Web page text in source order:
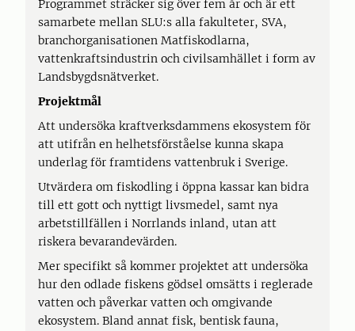
Programmet sträcker sig över fem år och är ett
samarbete mellan SLU:s alla fakulteter, SVA,
branchorganisationen Matfiskodlarna,
vattenkraftsindustrin och civilsamhället i form av
Landsbygdsnätverket.
Projektmål
Att undersöka kraftverksdammens ekosystem för
att utifrån en helhetsförståelse kunna skapa
underlag för framtidens vattenbruk i Sverige.
Utvärdera om fiskodling i öppna kassar kan bidra
till ett gott och nyttigt livsmedel, samt nya
arbetstillfällen i Norrlands inland, utan att
riskera bevarandevärden.
Mer specifikt så kommer projektet att undersöka
hur den odlade fiskens gödsel omsätts i reglerade
vatten och påverkar vatten och omgivande
ekosystem. Bland annat fisk, bentisk fauna,